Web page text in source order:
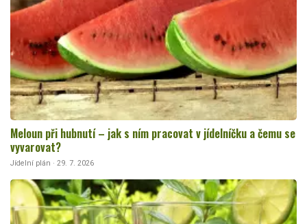
Meloun při hubnutí – jak s ním pracovat v jídelníčku a čemu se
vyvarovat?
Jídelní plán · 29. 7. 2026